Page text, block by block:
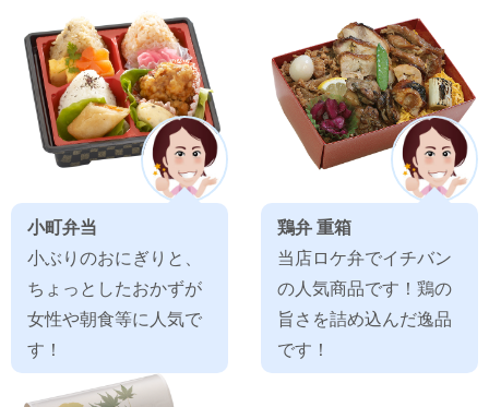
小町弁当
小ぶりのおにぎりと、
ちょっとしたおかずが
女性や朝食等に人気で
す！
鶏弁 重箱
当店ロケ弁でイチバン
の人気商品です！鶏の
旨さを詰め込んだ逸品
です！